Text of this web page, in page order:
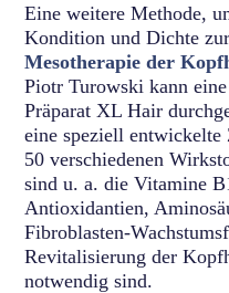
Eine weitere Methode,
Kondition und Dichte
Mesotherapie der
Piotr Turowski kann
Präparat XL Hair
eine speziell entwickelte
50 verschiedenen
sind u. a. die Vitamine
Antioxidantien,
Fibroblasten-
Revitalisierung der
notwendig sind.